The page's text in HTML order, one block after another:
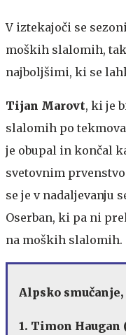
V iztekajoči se
moških slalomih,
najboljšimi, ki se
Tijan Marovt, ki je
slalomih po
je obupal in končal
svetovnim
se je v nadaljevanju
Oserban, ki pa ni
na moških slalomih.
Alpsko
1. Timon Haugan